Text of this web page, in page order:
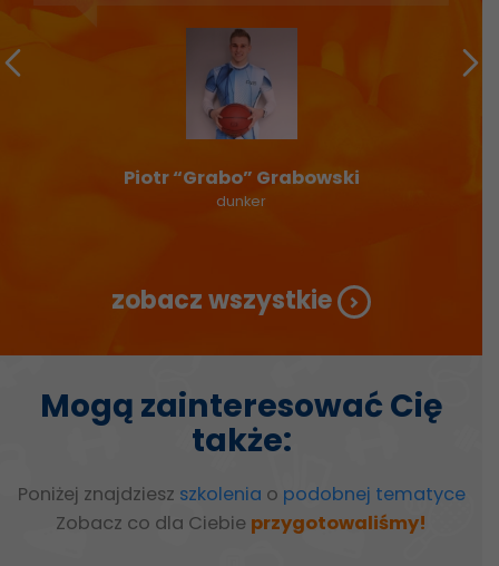
Piotr “Grabo” Grabowski
dunker
zobacz wszystkie
Mogą zainteresować Cię
także:
Poniżej znajdziesz szkolenia o podobnej tematyce
Zobacz co dla Ciebie przygotowaliśmy!